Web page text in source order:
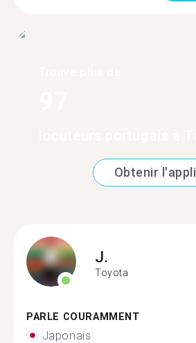
Obtenir l'appli
J.
Toyota
PARLE COURAMMENT
Japonais